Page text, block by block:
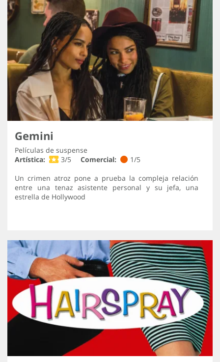
Gemini
Películas de suspense
Artística:
3/5 Comercial:
1/5
Un crimen atroz pone a prueba la compleja relación
entre una tenaz asistente personal y su jefa, una
estrella de Hollywood